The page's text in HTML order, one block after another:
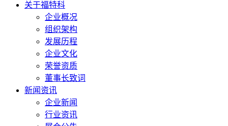
关于福特科
企业概况
组织架构
发展历程
企业文化
荣誉资质
董事长致词
新闻资讯
企业新闻
行业资讯